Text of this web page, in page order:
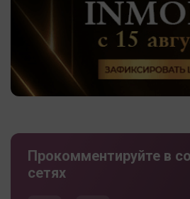
Прокомментируйте в
сетях